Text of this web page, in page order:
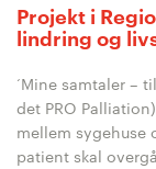
Projekt i
lindring og
‘Mine samtaler –
det PRO
mellem sygehuse
patient skal